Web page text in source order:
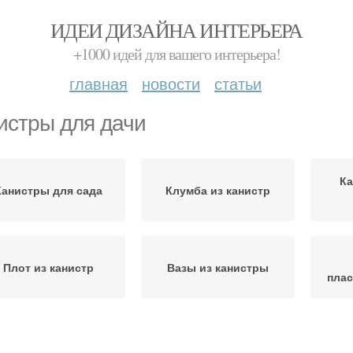
ИДЕИ ДИЗАЙНА ИНТЕРЬЕРА
+1000 идей для вашего интерьера!
главная новости статьи
для дачи
для сада Клумба из канистр
Плот из канистр Вазы из канистры